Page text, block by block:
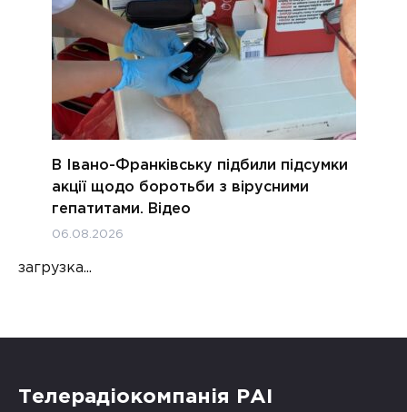
В Івано-Франківську підбили підсумки
акції щодо боротьби з вірусними
гепатитами. Відео
06.08.2026
загрузка...
Телерадіокомпанія РАІ